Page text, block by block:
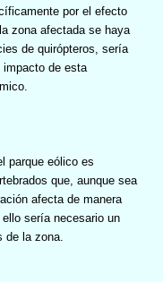
por el efecto
zona afectada se haya
de quirópteros, sería
impacto de esta
parque eólico es
que, aunque sea
afecta de manera
sería necesario un
de la zona.